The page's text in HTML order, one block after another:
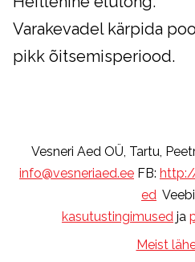
Varakevadel kärpida
pikk õitsemisperiood.
Vesneri Aed OÜ, Tartu,
info@vesneriaed.ee FB:
ed
kasutustingimused ja
Meist